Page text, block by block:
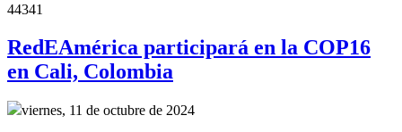
44341
RedEAmérica participará en la COP16
en Cali, Colombia
viernes, 11 de octubre de 2024